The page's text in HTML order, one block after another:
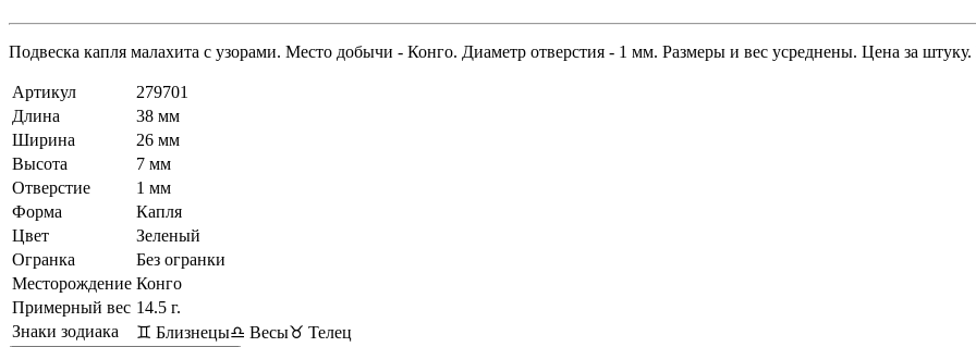
Подвеска капля малахита с узорами. Место добычи - Конго. Диаметр отверстия - 1 мм. Размеры и вес усреднены. Цена за
Артикул
279701
Длина
38 мм
Ширина
26 мм
Высота
7 мм
Отверстие
1 мм
Форма
Капля
Цвет
Зеленый
Огранка
Без огранки
Месторождение Конго
Примерный вес 14.5 г.
Знаки зодиака
♊ Близнецы♎ Весы♉ Телец